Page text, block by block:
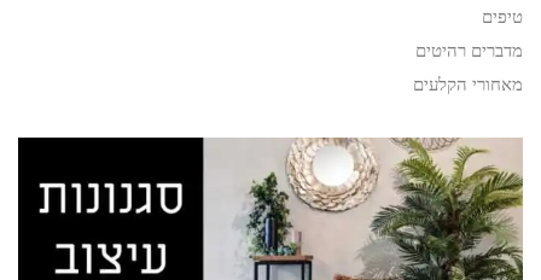
טיפים
מדברים רהיטים
מאחורי הקלעים